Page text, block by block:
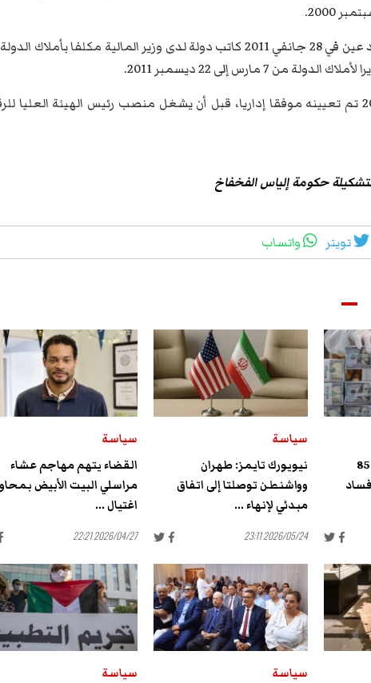
وكان عظوم قد عين في 28 جانفي 2011 كاتب دولة لدى وزير المالية
من 7 مارس إلى 22 ديسمبر 2011.
وفى مارس 2012 تم تعيينه موفقا إداريا، قبل أن يشغل منصب رئيس الهيئة العليا
لتشكيلة حكومة إلياس الفخفاخ
تويتر واتساب
العراق يصادر أكثر من 85
سياسة
نيويورك تايمز: طهران
وواشنطن توصلتا إلى اتفاق
مبدئي لإنهاء ...
2026/05/24 23:11
سياسة
القضاء يتهم مهاجم عشاء
مراسلي البيت الأبيض
اغتيال ...
2026/04/27 22:21
سياسة
سياسة